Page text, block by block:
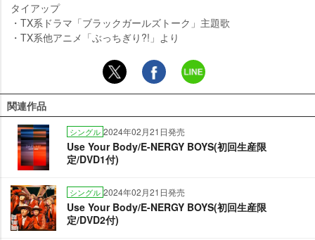
タイアップ
・TX系ドラマ「ブラックガールズトーク」主題歌
・TX系他アニメ「ぶっちぎり?!」より
関連作品
シングル 2024年02月21日発売
Use Your Body/E-NERGY BOYS(初回生産限
定/DVD1付)
シングル 2024年02月21日発売
Use Your Body/E-NERGY BOYS(初回生産限
定/DVD2付)